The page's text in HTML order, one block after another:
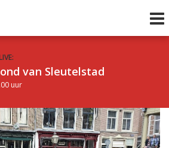
van Sleutelstad
uur